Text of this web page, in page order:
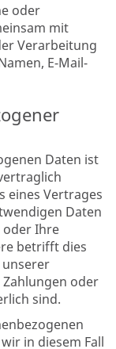
oder
mit
Verarbeitung
E-Mail-
Daten ist
eines Vertrages
Daten
Ihre
betrifft dies
oder
sind.
in diesem Fall